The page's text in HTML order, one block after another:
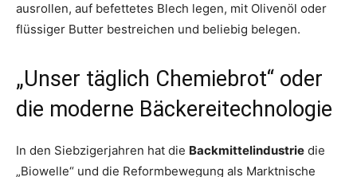
ausrollen, auf befettetes Blech legen, mit Olivenöl oder
flüssiger Butter bestreichen und beliebig belegen.
„Unser täglich Chemiebrot“ oder
die moderne Bäckereitechnologie
In den Siebzigerjahren hat die Backmittelindustrie die
„Biowelle“ und die Reformbewegung als Marktnische